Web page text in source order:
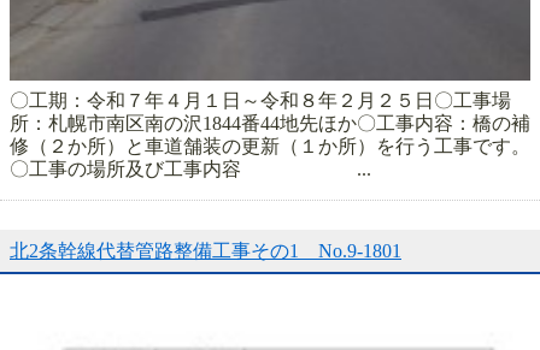
〇工期：令和７年４月１日～令和８年２月２５日〇工事場
所：札幌市南区南の沢1844番44地先ほか〇工事内容：橋の補
修（２か所）と車道舗装の更新（１か所）を行う工事です。
〇工事の場所及び工事内容 ...
北2条幹線代替管路整備工事その1 No.9-1801